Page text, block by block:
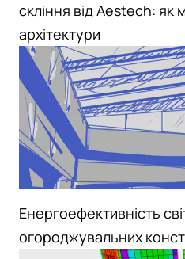
скління від Aestech:
архітектури
Енергоефективність
огороджувальних